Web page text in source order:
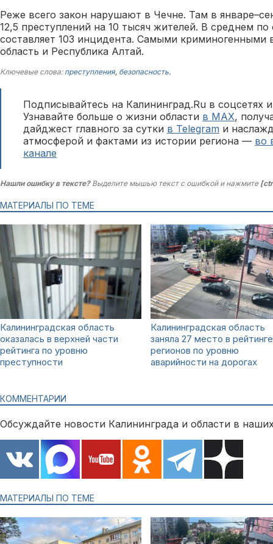
Реже всего закон нарушают в Чечне. Там в
12,5 преступлений на 10 тысяч жителей. В среднем по
составляет 103 инцидента. Самыми криминогенными
область и Республика Алтай.
Ключевые слова: преступления, безопасность.
Подписывайтесь на Калининград.Ru в соцсетях
Узнавайте больше о жизни области в MAX,
дайджест главного за сутки в Telegram и
атмосферой и фактами из истории региона — во
канале
Нашли ошибку в тексте?Выделите мышью текст с ошибкой и нажмите
МАТЕРИАЛЫ ПО ТЕМЕ
Калининградская область
оказалась в верхней части
рейтинга по уровню
преступности
Калининградская область
заняла 27 место в рейтинге
регионов по уровню
аварийности на дорогах
КОММЕНТАРИИ
Обсуждайте новости Калининграда и области в
МАТЕРИАЛЫ ПО ТЕМЕ